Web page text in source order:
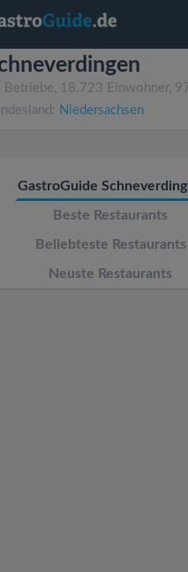
Betriebe, 18.723 Einwohner,
Niedersachsen
GastroGuide
Beste Restaurants
Beliebteste Restaurants
Neuste Restaurants